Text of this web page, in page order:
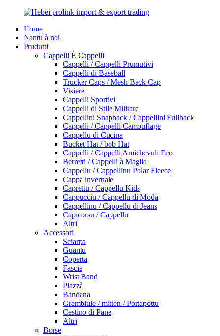
Home
Nantu à noi
Prudutti
Cappelli È Cappelli
Cappelli / Cappelli Prumutivi
Cappelli di Baseball
Trucker Caps / Mesh Back Cap
Visiere
Cappelli Sportivi
Cappelli di Stile Militare
Cappellini Snapback / Cappellini Fullback
Cappelli / Cappelli Camouflage
Cappellu di Cucina
Bucket Hat / bob Hat
Cappelli / Cappelli Amichevuli Eco
Berretti / Cappelli à Maglia
Cappellu / Cappellinu Polar Fleece
Cappa invernale
Caprettu / Cappellu Kids
Cappucciu / Cappellu di Moda
Cappellinu / Cappellu di Jeans
Capicorsu / Cappellu
Altri
Accessori
Sciarpa
Guantu
Coperta
Fascia
Wrist Band
Piazzà
Bandana
Grembiule / mitten / Portapottu
Cestino di Pane
Altri
Borse